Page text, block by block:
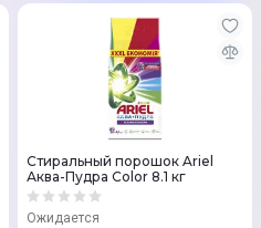
Стиральный порошок Ariel
Аква-Пудра Color 8.1 кг
Ожидается